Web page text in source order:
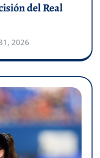
del Real
2026